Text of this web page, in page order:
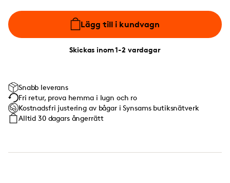
Lägg till i kundvagn
Skickas inom 1-2 vardagar
Snabb leverans
Fri retur, prova hemma i lugn och ro
Kostnadsfri justering av bågar i Synsams butiksnätverk
Alltid 30 dagars ångerrätt